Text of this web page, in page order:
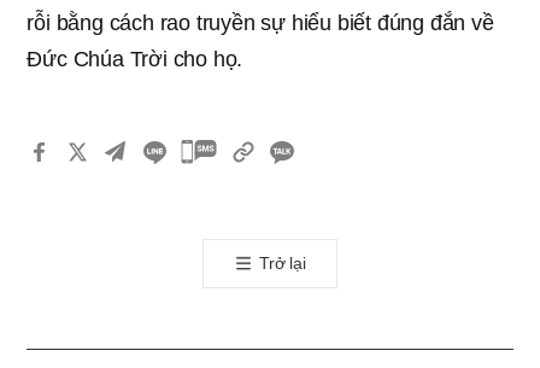
rỗi bằng cách rao truyền sự hiểu biết đúng đắn về
Đức Chúa Trời cho họ.
카
톡
공
기
Trở lại